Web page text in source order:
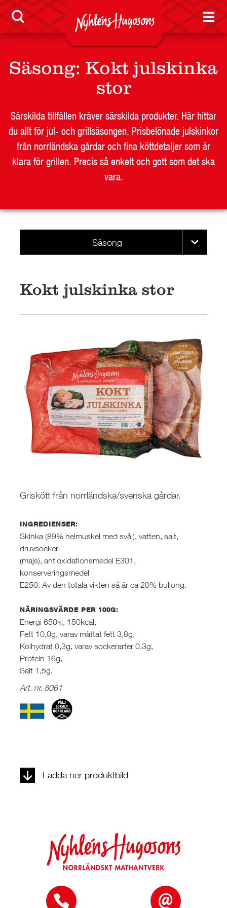
LEVERANTÖR
BUTIKSSIDA
RESTAURANG OCH STORHUSHÅLL
SKOLA
JOBB
PRESS
KONTAKT
Säsong: Kokt julskinka
stor
Särskilda tillfällen kräver särskilda produkter. Här hittar
du allt för jul- och grillsäsongen. Prisbelönade julskinkor
från norrländska gårdar och fina köttdetaljer som är
klara för grillen. Precis så enkelt och gott som det ska
vara.
Säsong
Kokt julskinka stor
Griskött från norrländska/svenska gårdar.
INGREDIENSER:
Skinka (89% helmuskel med svål), vatten, salt,
druvsocker
(majs), antioxidationsmedel E301,
konserveringsmedel
E250. Av den totala vikten så är ca 20% buljong.
NÄRINGSVÄRDE PER 100G:
Energi 650kj, 150kcal,
Fett 10,0g, varav mättat fett 3,8g,
Kolhydrat 0,3g, varav sockerarter 0,3g,
Protein 16g,
Salt 1,5g.
Art. nr. 8061
Ladda ner produktbild